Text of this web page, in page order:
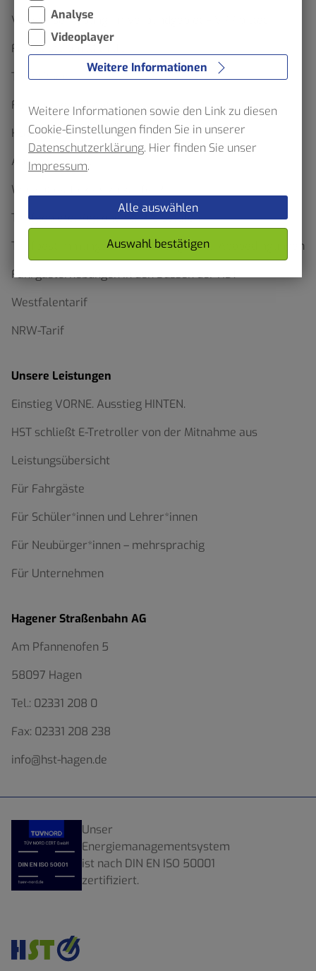
Verkehrserhebung im Verbundgebiet – VRR bittet
Fahrgäste um Mithilfe
Ticketfinder
Formulare und Anträge
HST App
Abo-Onlineshop
Wo gibt es Tickets zu kaufen?
Tarifgebiete, Regionen & Preisstufen
Tarifbestimmungen, Beförderungs- und Abobedingungen
Fahrgasterhebungen in den Bussen der HST
Westfalentarif
NRW-Tarif
Unsere Leistungen
Einstieg VORNE. Ausstieg HINTEN.
HST schließt E-Tretroller von der Mitnahme aus
Leistungsübersicht
Für Fahrgäste
Für Schüler*innen und Lehrer*innen
Für Neubürger*innen – mehrsprachig
Für Unternehmen
Hagener Straßenbahn AG
Am Pfannenofen 5
58097 Hagen
Tel.: 02331 208 0
Fax: 02331 208 238
info@hst-hagen.de
Unser
Energiemanagementsystem
ist nach DIN EN ISO 50001
zertifiziert.
Analyse
Videoplayer
Weitere Informationen
Weitere Informationen sowie den Link zu diesen
Cookie-Einstellungen finden Sie in unserer
Datenschutzerklärung. Hier finden Sie unser
Impressum.
Alle auswählen
Auswahl bestätigen